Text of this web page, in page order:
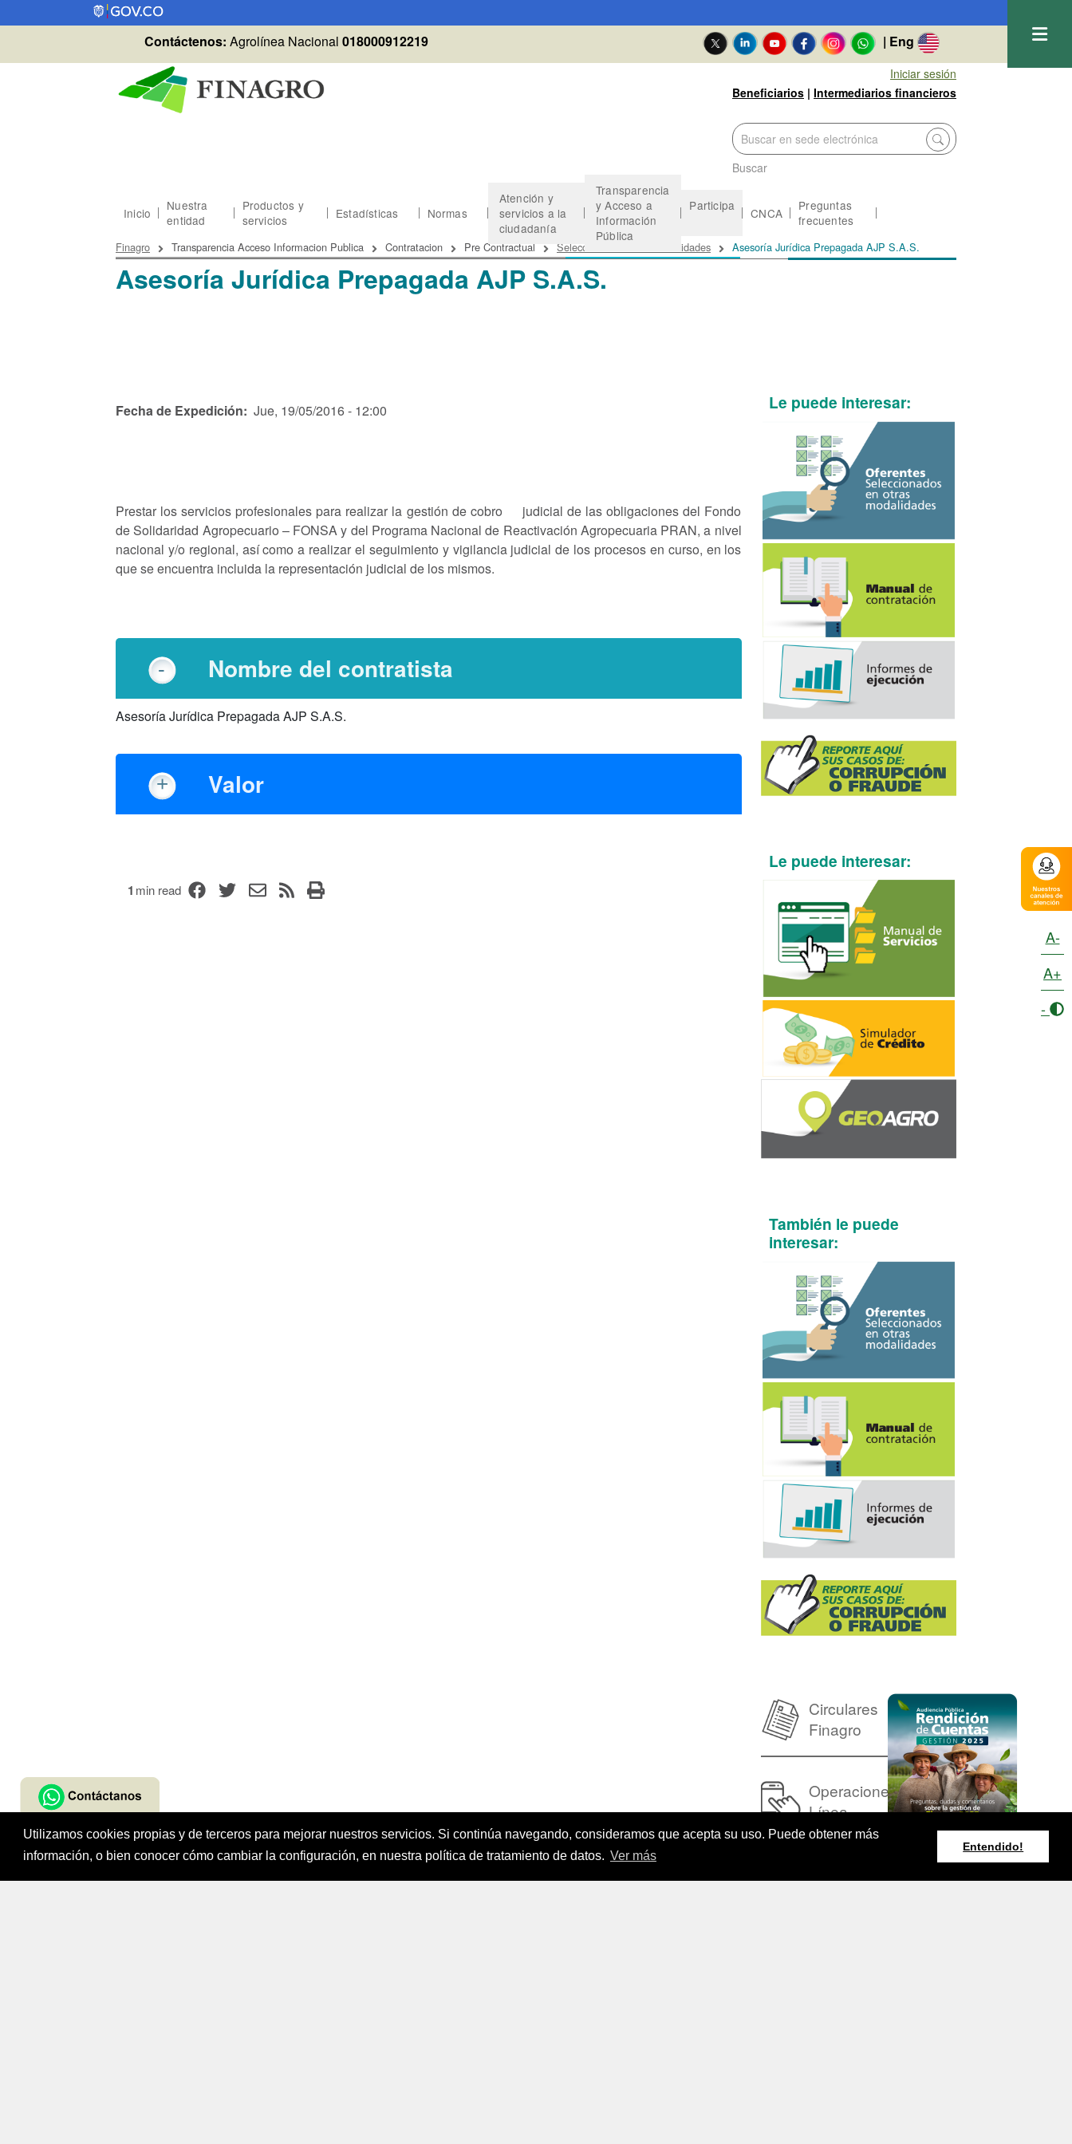
Utilizamos cookies propias y de terceros para mejorar nuestros servicios. Si continúa navegando, consideramos que acepta su uso. Puede obtener más
información, o bien conocer cómo cambiar la configuración, en nuestra política de tratamiento de datos. Ver más
Entendido!
Pasar al contenido principal
Contáctenos: Agrolínea Nacional 018000912219 | Eng
Iniciar sesión
Beneficiarios | Intermediarios financieros
Buscar
Inicio
Nuestra
entidad
Productos y
servicios
Estadísticas Normas
Atención y
servicios a la
ciudadanía
Transparencia
y Acceso a
Información
Pública
Participa CNCA
Preguntas
frecuentes
Asesoría Jurídica Prepagada AJP S.A.S.
Sobrescribir enlaces de ayuda a la navegación
Finagro Transparencia Acceso Informacion Publica Contratacion Pre Contractual Seleccionados Otras Modalidades Asesoría Jurídica Prepagada AJP S.A.S.
Fecha de Expedición Jue, 19/05/2016 - 12:00
Prestar los servicios profesionales para realizar la gestión de cobro judicial de las obligaciones del Fondo
de Solidaridad Agropecuario – FONSA y del Programa Nacional de Reactivación Agropecuaria PRAN, a nivel
nacional y/o regional, así como a realizar el seguimiento y vigilancia judicial de los procesos en curso, en los
que se encuentra incluida la representación judicial de los mismos.
Nombre del contratista
Asesoría Jurídica Prepagada AJP S.A.S.
Valor
1 min read
Le puede interesar:
Le puede interesar:
También le puede
interesar:
Circulares
Finagro
Operaciones en
Línea
Fondo para el Financiamiento del Sector AgropecuarioFINAGRO.
A-
A+
-